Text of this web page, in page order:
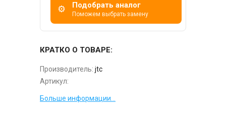
⚙ Подобрать аналог
Поможем выбрать замену
КРАТКО О ТОВАРЕ:
Производитель: jtc
Артикул:
Больше информации...